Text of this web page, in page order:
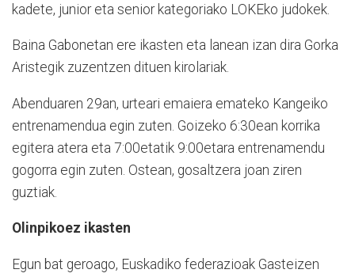
kadete, junior eta senior kategoriako LOKEko judokek.
Baina Gabonetan ere ikasten eta lanean izan dira Gorka
Aristegik zuzentzen dituen kirolariak.
Abenduaren 29an, urteari emaiera emateko Kangeiko
entrenamendua egin zuten. Goizeko 6:30ean korrika
egitera atera eta 7:00etatik 9:00etara entrenamendu
gogorra egin zuten. Ostean, gosaltzera joan ziren
guztiak.
Olinpikoez ikasten
Egun bat geroago, Euskadiko federazioak Gasteizen